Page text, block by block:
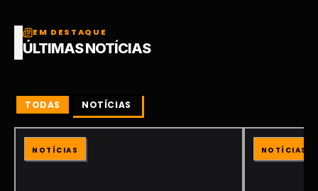
EM DESTAQUE
ÚLTIMAS NOTÍCIAS
TODAS NOTÍCIAS
NOTÍCIAS NOTÍCIAS